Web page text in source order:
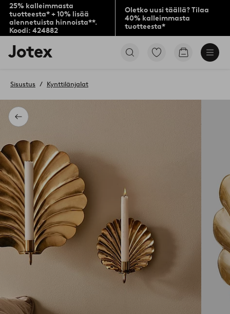
25% kalleimmasta
tuotteesta* + 10% lisää
alennetuista hinnoista**.
Koodi: 424882
Oletko uusi täällä? Tilaa
40% kalleimmasta
tuotteesta*
Jotex-
logo
aloitussivulle
Siirry
Siirry
Takaisin
Sisustus Kynttilänjalat